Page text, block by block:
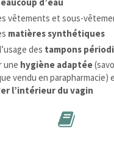
d’eau
vêtements et sous-
matières synthétiques
des tampons
une hygiène adaptée
vendu en parapharmacie)
l’intérieur du vagin